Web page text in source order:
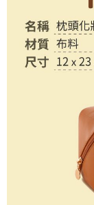
是否繳費成功／繳
客戶支援中心」
【注意事項】
易，需依本服務之
權轉讓予恩沛科技
２．關於個人資料
https://aftee.tw/
３．未成年的使用
「AFTEE先享後付
４．使用「AFTEE
時審查核予不同之
請求用戶進行身份認
每筆NT$60，滿
宅配